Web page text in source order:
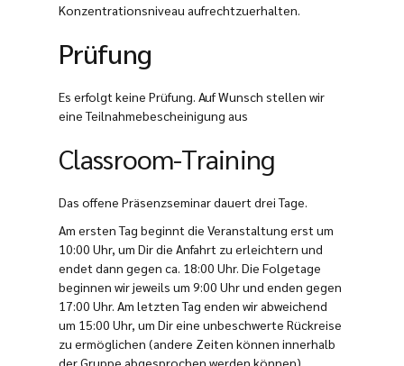
Konzentrationsniveau aufrechtzuerhalten.
Prüfung
Es erfolgt keine Prüfung. Auf Wunsch stellen wir
eine Teilnahmebescheinigung aus
Classroom-Training
Das offene Präsenzseminar dauert drei Tage.
Am ersten Tag beginnt die Veranstaltung erst um
10:00 Uhr, um Dir die Anfahrt zu erleichtern und
endet dann gegen ca. 18:00 Uhr. Die Folgetage
beginnen wir jeweils um 9:00 Uhr und enden gegen
17:00 Uhr. Am letzten Tag enden wir abweichend
um 15:00 Uhr, um Dir eine unbeschwerte Rückreise
zu ermöglichen (andere Zeiten können innerhalb
der Gruppe abgesprochen werden können).